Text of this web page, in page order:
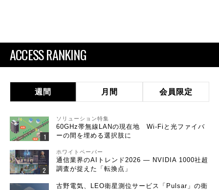
ACCESS RANKING
週間 月間 会員限定
ソリューション特集
60GHz帯無線LANの現在地 Wi-Fiと光ファイバ
ーの間を埋める選択肢に
ホワイトペーパー
通信業界のAIトレンド2026 ― NVIDIA 1000社超
調査が捉えた「転換点」
古野電気、LEO衛星測位サービス「Pulsar」の衛